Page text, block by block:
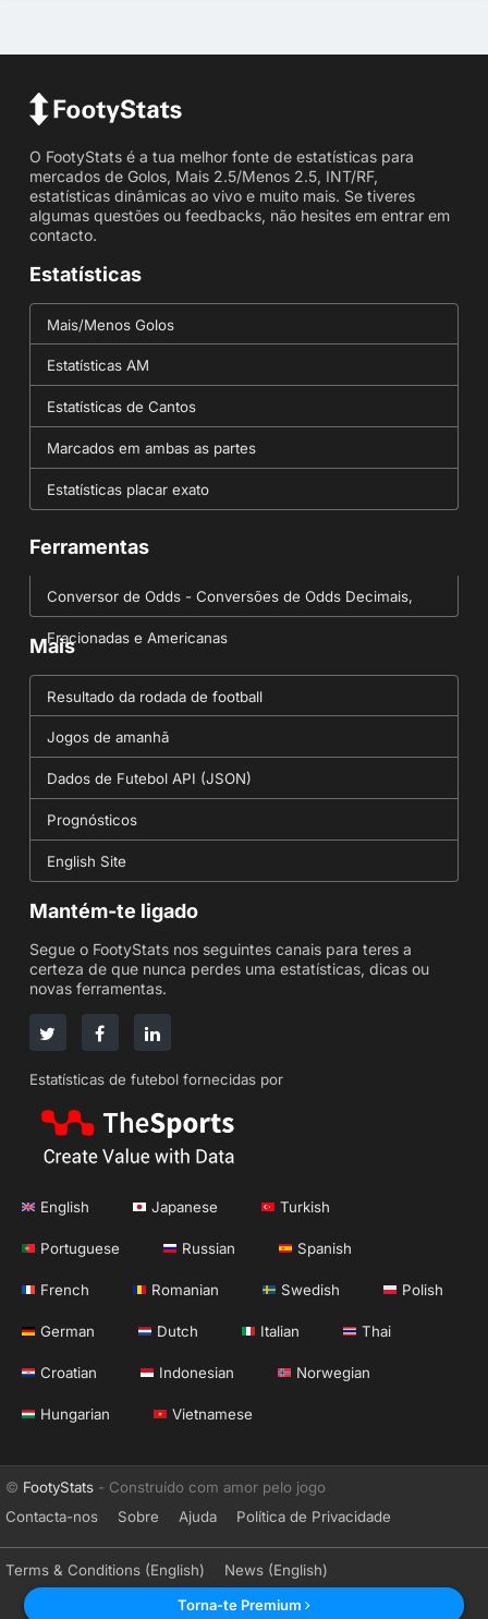
O FootyStats é a tua melhor fonte de estatísticas para
mercados de Golos, Mais 2.5/Menos 2.5, INT/RF,
estatísticas dinâmicas ao vivo e muito mais. Se tiveres
algumas questões ou feedbacks, não hesites em entrar em
contacto.
Estatísticas
Mais/Menos Golos
Estatísticas AM
Estatísticas de Cantos
Marcados em ambas as partes
Estatísticas placar exato
Ferramentas
Conversor de Odds - Conversões de Odds Decimais,
Fracionadas e Americanas
Mais
Resultado da rodada de football
Jogos de amanhã
Dados de Futebol API (JSON)
Prognósticos
English Site
Mantém-te ligado
Segue o FootyStats nos seguintes canais para teres a
certeza de que nunca perdes uma estatísticas, dicas ou
novas ferramentas.
Estatísticas de futebol fornecidas por
English Japanese Turkish
Portuguese Russian Spanish
French Romanian Swedish Polish
German Dutch Italian Thai
Croatian Indonesian Norwegian
Hungarian Vietnamese
© FootyStats - Construído com amor pelo jogo
Contacta-nos
Sobre Ajuda Política de Privacidade
Terms & Conditions (English) News (English)
Torna-te Premium